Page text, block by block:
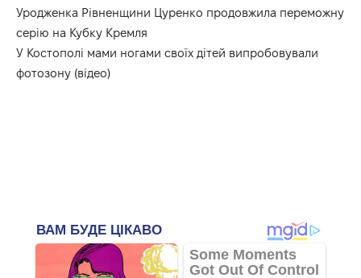
Уродженка Рівненщини Цуренко продовжила переможну
серію на Кубку Кремля
У Костополі мами ногами своїх дітей випробовували
фотозону (відео)